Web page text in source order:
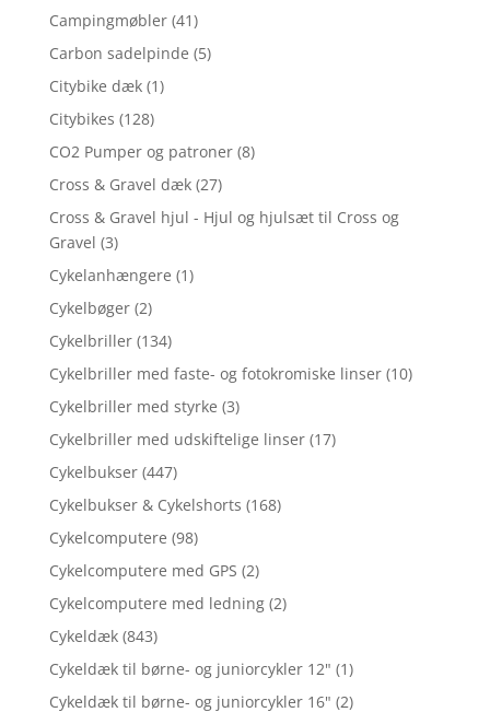
Campingmøbler (41)
Carbon sadelpinde (5)
Citybike dæk (1)
Citybikes (128)
CO2 Pumper og patroner (8)
Cross & Gravel dæk (27)
Cross & Gravel hjul - Hjul og hjulsæt til Cross og
Gravel (3)
Cykelanhængere (1)
Cykelbøger (2)
Cykelbriller (134)
Cykelbriller med faste- og fotokromiske linser (10)
Cykelbriller med styrke (3)
Cykelbriller med udskiftelige linser (17)
Cykelbukser (447)
Cykelbukser & Cykelshorts (168)
Cykelcomputere (98)
Cykelcomputere med GPS (2)
Cykelcomputere med ledning (2)
Cykeldæk (843)
Cykeldæk til børne- og juniorcykler 12" (1)
Cykeldæk til børne- og juniorcykler 16" (2)